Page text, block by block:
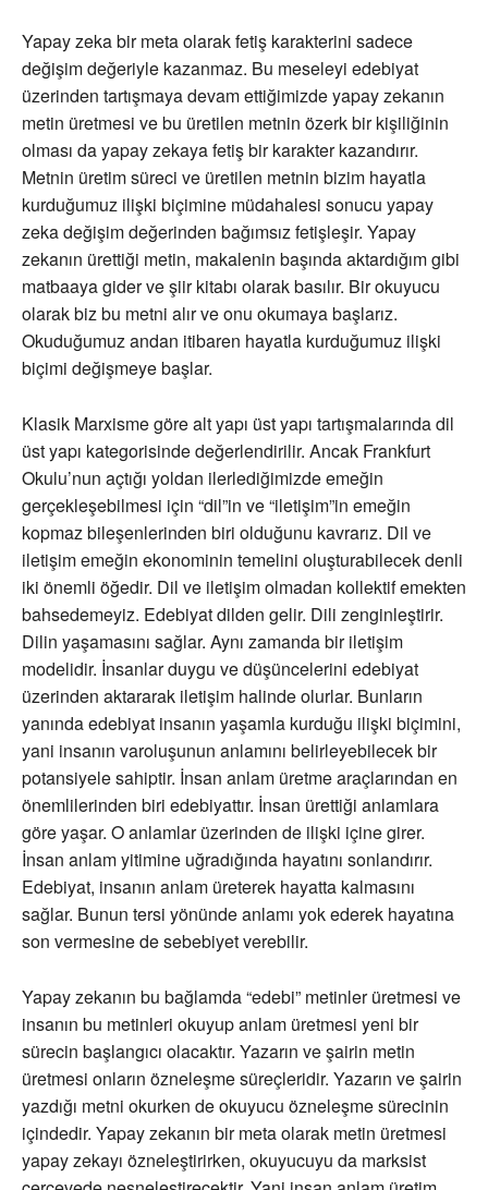
Yapay zeka bir meta olarak fetiş karakterini sadece
değişim değeriyle kazanmaz. Bu meseleyi edebiyat
üzerinden tartışmaya devam ettiğimizde yapay zekanın
metin üretmesi ve bu üretilen metnin özerk bir kişiliğinin
olması da yapay zekaya fetiş bir karakter kazandırır.
Metnin üretim süreci ve üretilen metnin bizim hayatla
kurduğumuz ilişki biçimine müdahalesi sonucu yapay
zeka değişim değerinden bağımsız fetişleşir. Yapay
zekanın ürettiği metin, makalenin başında aktardığım gibi
matbaaya gider ve şiir kitabı olarak basılır. Bir okuyucu
olarak biz bu metni alır ve onu okumaya başlarız.
Okuduğumuz andan itibaren hayatla kurduğumuz ilişki
biçimi değişmeye başlar.
Klasik Marxisme göre alt yapı üst yapı tartışmalarında dil
üst yapı kategorisinde değerlendirilir. Ancak Frankfurt
Okulu’nun açtığı yoldan ilerlediğimizde emeğin
gerçekleşebilmesi için “dil”in ve “iletişim”in emeğin
kopmaz bileşenlerinden biri olduğunu kavrarız. Dil ve
iletişim emeğin ekonominin temelini oluşturabilecek denli
iki önemli öğedir. Dil ve iletişim olmadan kollektif emekten
bahsedemeyiz. Edebiyat dilden gelir. Dili zenginleştirir.
Dilin yaşamasını sağlar. Aynı zamanda bir iletişim
modelidir. İnsanlar duygu ve düşüncelerini edebiyat
üzerinden aktararak iletişim halinde olurlar. Bunların
yanında edebiyat insanın yaşamla kurduğu ilişki biçimini,
yani insanın varoluşunun anlamını belirleyebilecek bir
potansiyele sahiptir. İnsan anlam üretme araçlarından en
önemlilerinden biri edebiyattır. İnsan ürettiği anlamlara
göre yaşar. O anlamlar üzerinden de ilişki içine girer.
İnsan anlam yitimine uğradığında hayatını sonlandırır.
Edebiyat, insanın anlam üreterek hayatta kalmasını
sağlar. Bunun tersi yönünde anlamı yok ederek hayatına
son vermesine de sebebiyet verebilir.
Yapay zekanın bu bağlamda “edebi” metinler üretmesi ve
insanın bu metinleri okuyup anlam üretmesi yeni bir
sürecin başlangıcı olacaktır. Yazarın ve şairin metin
üretmesi onların özneleşme süreçleridir. Yazarın ve şairin
yazdığı metni okurken de okuyucu özneleşme sürecinin
içindedir. Yapay zekanın bir meta olarak metin üretmesi
yapay zekayı özneleştirirken, okuyucuyu da marksist